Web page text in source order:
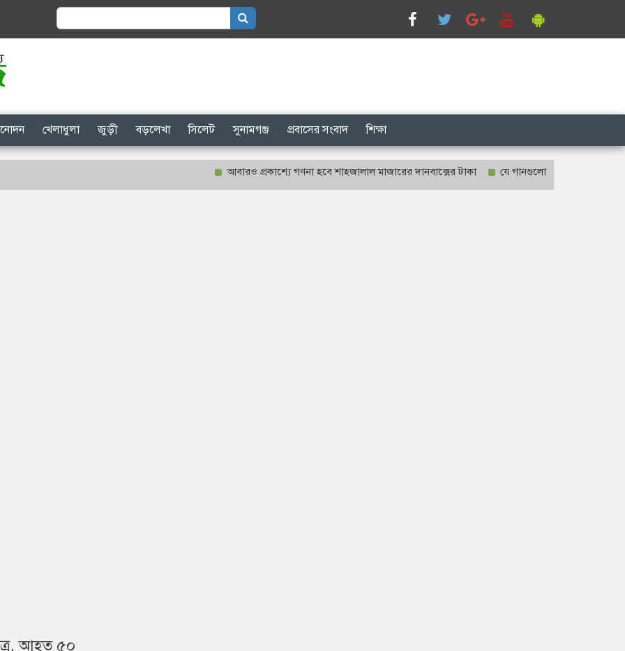
Search
for:
খেলাধুলা জুড়ী বড়লেখা সিলেট সুনামগঞ্জ প্রবাসের সংবাদ শিক্ষা
আবারও প্রকাশ্যে গণনা হবে শাহজালাল মাজারের দানবাক্সের টাকা যে গানগুলো আজও ফিরিয়ে নেয় এন্ড্রু
আহত ৫০